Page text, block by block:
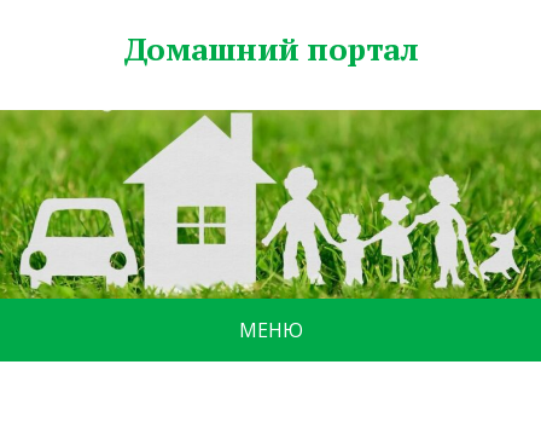
Домашний портал
МЕНЮ